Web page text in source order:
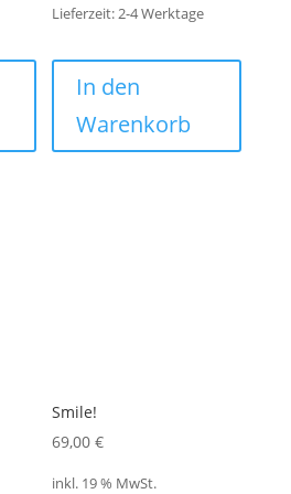
Lieferzeit:2-4 Werktage
In den
Warenkorb
Smile!
69,00€
inkl. 19 % MwSt.